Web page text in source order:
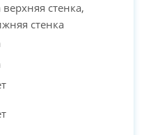
верхняя стенка,
стенка